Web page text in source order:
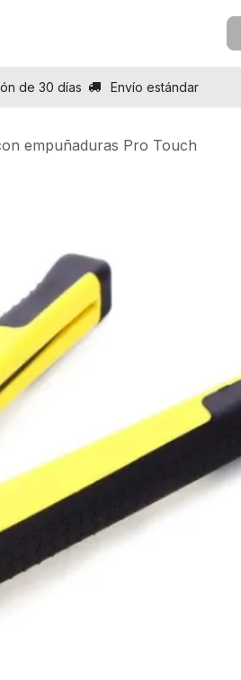
de 30 días Envío estándar
empuñaduras Pro Touch